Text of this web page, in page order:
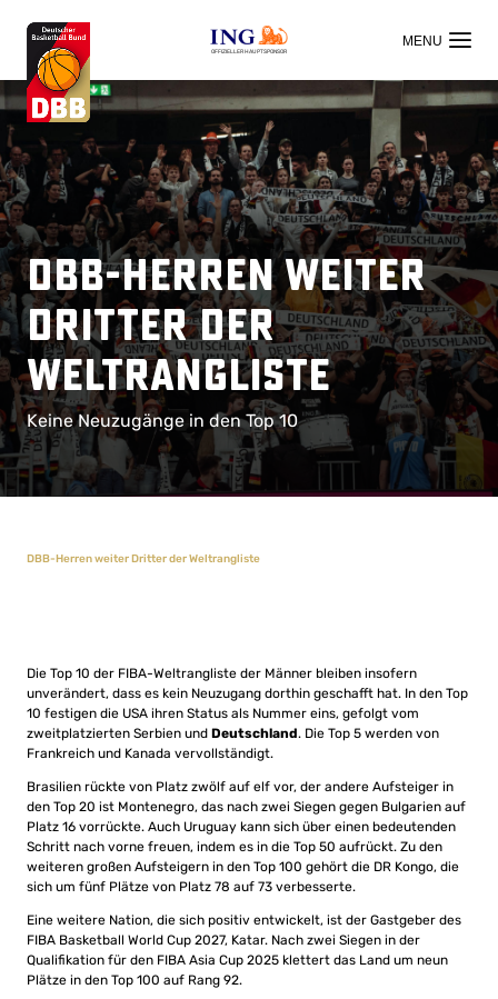
OFFIZIELLER HAUPTSPONSOR
DBB-Herren weiter
Dritter der
Weltrangliste
Keine Neuzugänge in den Top 10
DBB-Herren weiter Dritter der Weltrangliste
Die Top 10 der FIBA-Weltrangliste der Männer bleiben insofern
unverändert, dass es kein Neuzugang dorthin geschafft hat. In den Top
10 festigen die USA ihren Status als Nummer eins, gefolgt vom
zweitplatzierten Serbien und Deutschland. Die Top 5 werden von
Frankreich und Kanada vervollständigt.
Brasilien rückte von Platz zwölf auf elf vor, der andere Aufsteiger in
den Top 20 ist Montenegro, das nach zwei Siegen gegen Bulgarien auf
Platz 16 vorrückte. Auch Uruguay kann sich über einen bedeutenden
Schritt nach vorne freuen, indem es in die Top 50 aufrückt. Zu den
weiteren großen Aufsteigern in den Top 100 gehört die DR Kongo, die
sich um fünf Plätze von Platz 78 auf 73 verbesserte.
Eine weitere Nation, die sich positiv entwickelt, ist der Gastgeber des
FIBA Basketball World Cup 2027, Katar. Nach zwei Siegen in der
Qualifikation für den FIBA Asia Cup 2025 klettert das Land um neun
Plätze in den Top 100 auf Rang 92.